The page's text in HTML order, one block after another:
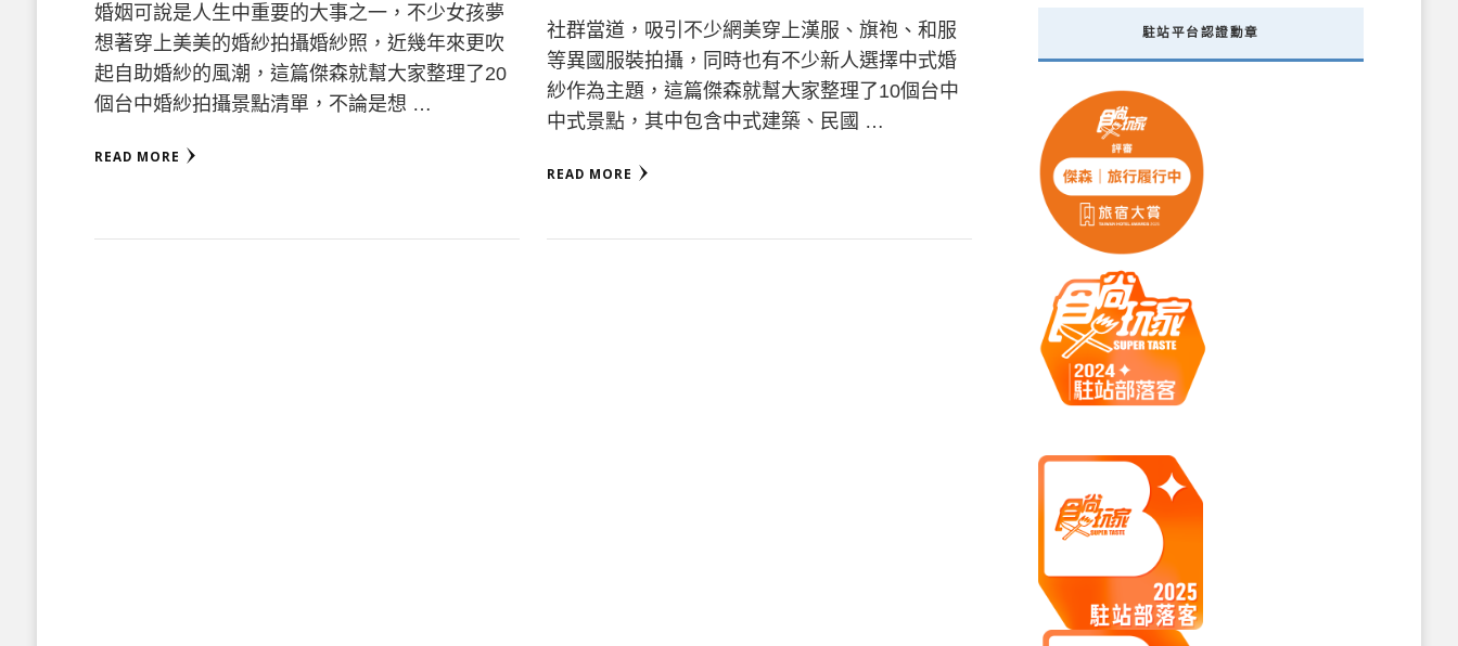
婚姻可說是人生中重要的大事之一，不少女孩夢
想著穿上美美的婚紗拍攝婚紗照，近幾年來更吹
起自助婚紗的風潮，這篇傑森就幫大家整理了20
個台中婚紗拍攝景點清單，不論是想 …
READ MORE
社群當道，吸引不少網美穿上漢服、旗袍、和服
等異國服裝拍攝，同時也有不少新人選擇中式婚
紗作為主題，這篇傑森就幫大家整理了10個台中
中式景點，其中包含中式建築、民國 …
READ MORE
駐站平台認證勳章